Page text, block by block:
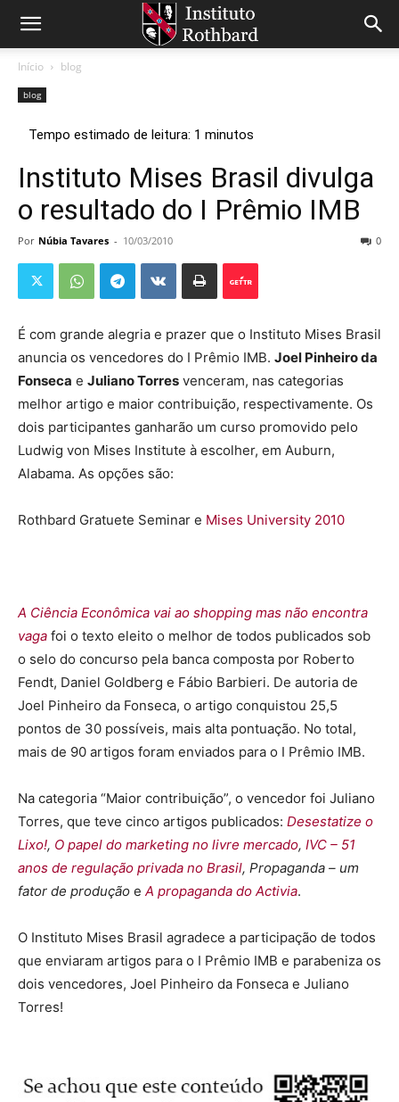
Início blog
blog
Instituto Mises Brasil divulga
o resultado do I Prêmio IMB
Por Núbia Tavares - 10/03/2010 0
É com grande alegria e prazer que o Instituto Mises Brasil
anuncia os vencedores do I Prêmio IMB. Joel Pinheiro da
Fonseca e Juliano Torres venceram, nas categorias
melhor artigo e maior contribuição, respectivamente. Os
dois participantes ganharão um curso promovido pelo
Ludwig von Mises Institute à escolher, em Auburn,
Alabama. As opções são:
Rothbard Gratuete Seminar e Mises University 2010
A Ciência Econômica vai ao shopping mas não encontra
vaga foi o texto eleito o melhor de todos publicados sob
o selo do concurso pela banca composta por Roberto
Fendt, Daniel Goldberg e Fábio Barbieri. De autoria de
Joel Pinheiro da Fonseca, o artigo conquistou 25,5
pontos de 30 possíveis, mais alta pontuação. No total,
mais de 90 artigos foram enviados para o I Prêmio IMB.
Na categoria “Maior contribuição”, o vencedor foi Juliano
Torres, que teve cinco artigos publicados: Desestatize o
Lixo!, O papel do marketing no livre mercado, IVC – 51
anos de regulação privada no Brasil, Propaganda – um
fator de produção e A propaganda do Activia.
O Instituto Mises Brasil agradece a participação de todos
que enviaram artigos para o I Prêmio IMB e parabeniza os
dois vencedores, Joel Pinheiro da Fonseca e Juliano
Torres!